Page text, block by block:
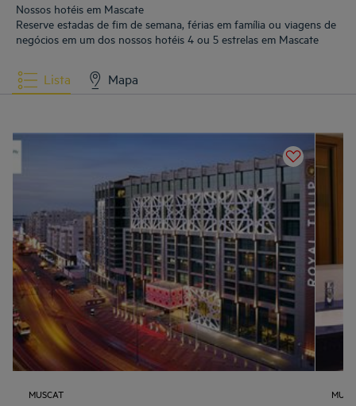
Nossos hotéis em Mascate
Reserve estadas de fim de semana, férias em família ou viagens de
negócios em um dos nossos hotéis 4 ou 5 estrelas em Mascate
Lista Mapa
MUSCAT